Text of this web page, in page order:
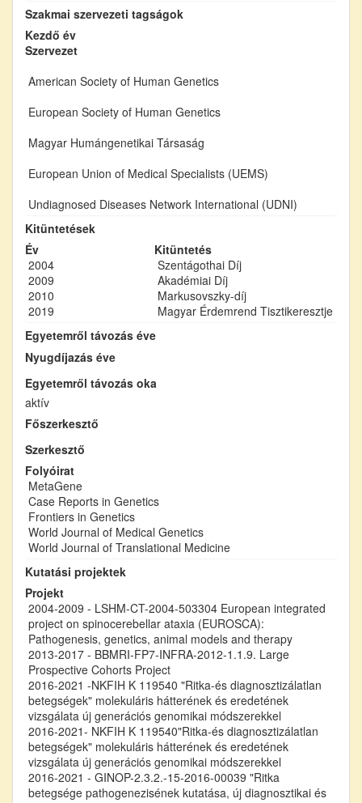
Szakmai szervezeti tagságok
Kezdő év
Szervezet
American Society of Human Genetics
European Society of Human Genetics
Magyar Humángenetikai Társaság
European Union of Medical Specialists (UEMS)
Undiagnosed Diseases Network International (UDNI)
Kitüntetések
Év
Kitüntetés
2004
Szentágothai Díj
2009
Akadémiai Díj
2010
Markusovszky-díj
2019
Magyar Érdemrend Tisztikeresztje
Egyetemről távozás éve
Nyugdíjazás éve
Egyetemről távozás oka
aktív
Főszerkesztő
Szerkesztő
Folyóirat
MetaGene
Case Reports in Genetics
Frontiers in Genetics
World Journal of Medical Genetics
World Journal of Translational Medicine
Kutatási projektek
Projekt
2004-2009 - LSHM-CT-2004-503304 European integrated
project on spinocerebellar ataxia (EUROSCA):
Pathogenesis, genetics, animal models and therapy
2013-2017 - BBMRI-FP7-INFRA-2012-1.1.9. Large
Prospective Cohorts Project
2016-2021 -NKFIH K 119540 "Ritka-és diagnosztizálatlan
betegségek" molekuláris hátterének és eredetének
vizsgálata új generációs genomikai módszerekkel
2016-2021- NKFIH K 119540"Ritka-és diagnosztizálatlan
betegségek" molekuláris hátterének és eredetének
vizsgálata új generációs genomikai módszerekkel
2016-2021 - GINOP-2.3.2.-15-2016-00039 "Ritka
betegsége pathogenezisének kutatása, új diagnosztikai és